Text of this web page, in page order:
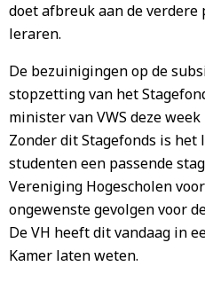
doet afbreuk aan de
leraren.
De bezuinigingen op de
stopzetting van het
minister van VWS deze
Zonder dit Stagefonds is het
studenten een passende
Vereniging Hogescholen
ongewenste gevolgen voor
De VH heeft dit vandaag in
Kamer laten weten.